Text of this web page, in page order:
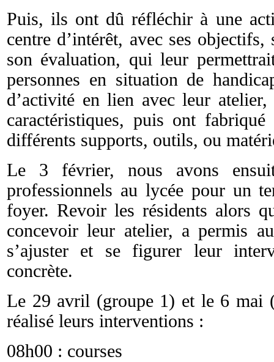
Puis, ils ont dû réfléchir à une
centre d’intérêt, avec ses
son évaluation, qui leur
personnes en situation de
d’activité en lien avec leur
caractéristiques, puis ont
différents supports, outils, ou
Le 3 février, nous avons
professionnels au lycée pour un
foyer. Revoir les résidents alors
concevoir leur atelier, a permis
s’ajuster et se figurer leur
concrète.
Le 29 avril (groupe 1) et le 6 mai
réalisé leurs interventions :
08h00 : courses